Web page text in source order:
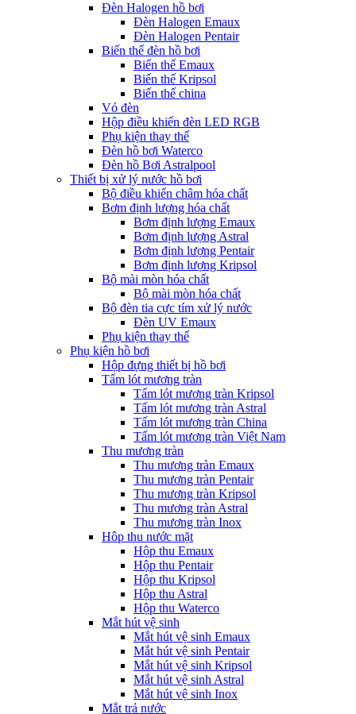
Đèn Halogen hồ bơi
Đèn Halogen Emaux
Đèn Halogen Pentair
Biến thế đèn hồ bơi
Biến thế Emaux
Biến thế Kripsol
Biến thế china
Vỏ đèn
Hộp điều khiển đèn LED RGB
Phụ kiện thay thế
Đèn hồ bơi Waterco
Đèn hồ Bơi Astralpool
Thiết bị xử lý nước hồ bơi
Bộ điều khiển châm hóa chất
Bơm định lượng hóa chất
Bơm định lượng Emaux
Bơm định lượng Astral
Bơm định lượng Pentair
Bơm định lượng Kripsol
Bộ mài mòn hóa chất
Bộ mài mòn hóa chất
Bộ đèn tia cực tím xử lý nước
Đèn UV Emaux
Phụ kiện thay thế
Phụ kiện hồ bơi
Hộp đựng thiết bị hồ bơi
Tấm lót mương tràn
Tấm lót mương tràn Kripsol
Tấm lót mương tràn Astral
Tấm lót mương tràn China
Tấm lót mương tràn Việt Nam
Thu mương tràn
Thu mương tràn Emaux
Thu mương tràn Pentair
Thu mương tràn Kripsol
Thu mương tràn Astral
Thu mương tràn Inox
Hôp thu nước mặt
Hộp thu Emaux
Hộp thu Pentair
Hộp thu Kripsol
Hộp thu Astral
Hộp thu Waterco
Mắt hút vệ sinh
Mắt hút vệ sinh Emaux
Mắt hút vệ sinh Pentair
Mắt hút vệ sinh Kripsol
Mắt hút vệ sinh Astral
Mắt hút vệ sinh Inox
Mắt trả nước